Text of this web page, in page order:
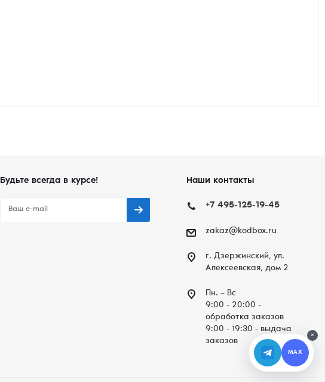
Будьте всегда в курсе! Наши контакты
+7 495-125-19-45
zakaz@kodbox.ru
г. Дзержинский, ул.
Алексеевская, дом 2
Пн. – Вc
9:00 - 20:00 -
обработка заказов
9:00 - 19:30 - выдача
заказов
×
MAX